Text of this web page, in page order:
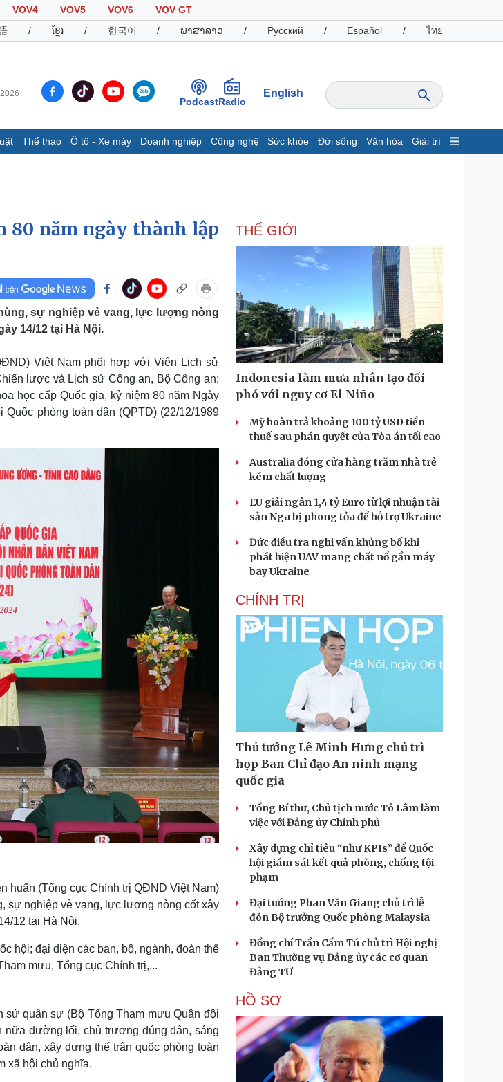
VOV4 VOV5 VOV6
VOV GT
/ ខ្មែរ / 한국어 / ພາສາລາວ / Русский / Español / ไทย
PodcastRadio
English
Thể thao Ô tô - Xe máy Doanh nghiệp Công nghệ Sức khỏe Đời sống Văn hóa Giải trí
Infographic
Giá cà phê
Ô tô - Xe máy
Xe máy
Tư vấn
Doanh nghiệp
Thông tin doanh nghiệp
Doanh nghiệp 24h
Doanh nhân
Vì cộng đồng
Công nghệ
Tin Công nghệ
Trải nghiệm
Chuyển đổi số
Giải trí
Nghệ sĩ
Thời trang
Du lịch
Tư vấn
Săn Tour
Podcast
Đọc truyện đêm khuya
Cửa sổ tình yêu
Hạt giống tâm hồn
80 năm ngày thành lập
sự nghiệp vẻ vang, lực lượng nòng
14/12 tại Hà Nội.
Việt Nam phối hợp với Viện Lịch sử
lược và Lịch sử Công an, Bộ Công an;
học cấp Quốc gia, kỷ niệm 80 năm Ngày
phòng toàn dân (QPTD) (22/12/1989
huấn (Tổng cục Chính trị QĐND Việt Nam)
sự nghiệp vẻ vang, lực lượng nòng cốt xây
12 tại Hà Nội.
hội; đại diện các ban, bộ, ngành, đoàn thể
mưu, Tổng cục Chính trị,...
quân sự (Bộ Tổng Tham mưu Quân đội
nữa đường lối, chủ trương đúng đắn, sáng
dân, xây dựng thế trận quốc phòng toàn
xã hội chủ nghĩa.
THẾ GIỚI
Indonesia làm mưa nhân tạo đối
phó với nguy cơ El Niño
Mỹ hoàn trả khoảng 100 tỷ USD tiền
thuế sau phán quyết của Tòa án tối cao
Australia đóng cửa hàng trăm nhà trẻ
kém chất lượng
EU giải ngân 1,4 tỷ Euro từ lợi nhuận tài
sản Nga bị phong tỏa để hỗ trợ Ukraine
Đức điều tra nghi vấn khủng bố khi
phát hiện UAV mang chất nổ gần máy
bay Ukraine
CHÍNH TRỊ
Thủ tướng Lê Minh Hưng chủ trì
họp Ban Chỉ đạo An ninh mạng
quốc gia
Tổng Bí thư, Chủ tịch nước Tô Lâm làm
việc với Đảng ủy Chính phủ
Xây dựng chỉ tiêu “như KPIs” để Quốc
hội giám sát kết quả phòng, chống tội
phạm
Đại tướng Phan Văn Giang chủ trì lễ
đón Bộ trưởng Quốc phòng Malaysia
Đồng chí Trần Cẩm Tú chủ trì Hội nghị
Ban Thường vụ Đảng ủy các cơ quan
Đảng TƯ
HỒ SƠ